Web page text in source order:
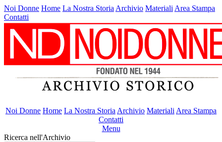
Noi Donne Home La Nostra Storia Archivio Materiali Area Stampa
Contatti
Noi Donne Home La Nostra Storia Archivio Materiali Area Stampa
Contatti
Menu
Ricerca nell'Archivio